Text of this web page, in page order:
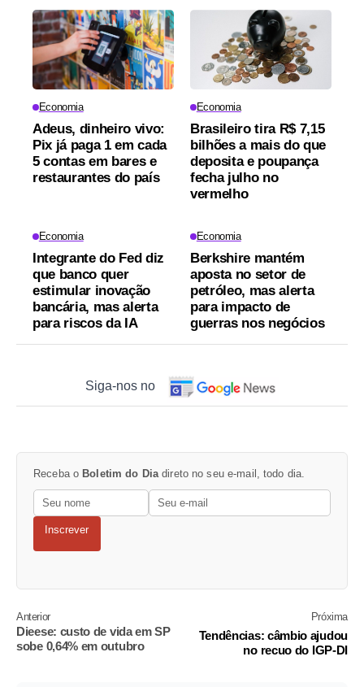
Economia
Adeus, dinheiro vivo:
Pix já paga 1 em cada
5 contas em bares e
restaurantes do país
Economia
Brasileiro tira R$ 7,15
bilhões a mais do que
deposita e poupança
fecha julho no
vermelho
Economia
Integrante do Fed diz
que banco quer
estimular inovação
bancária, mas alerta
para riscos da IA
Economia
Berkshire mantém
aposta no setor de
petróleo, mas alerta
para impacto de
guerras nos negócios
Siga-nos no
Receba o Boletim do Dia direto no seu e-mail, todo dia.
Inscrever
Anterior
Dieese: custo de vida em SP
sobe 0,64% em outubro
Próxima
Tendências: câmbio ajudou
no recuo do IGP-DI